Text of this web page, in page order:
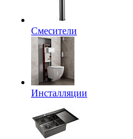
Смесители
Инсталляции